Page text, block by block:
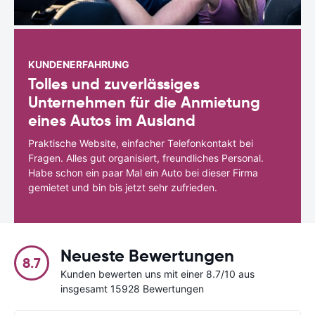
KUNDENERFAHRUNG
Tolles und zuverlässiges
Unternehmen für die Anmietung
eines Autos im Ausland
Praktische Website, einfacher Telefonkontakt bei
Fragen. Alles gut organisiert, freundliches Personal.
Habe schon ein paar Mal ein Auto bei dieser Firma
gemietet und bin bis jetzt sehr zufrieden.
8.7 Neueste Bewertungen
Kunden bewerten uns mit einer 8.7/10 aus
insgesamt 15928 Bewertungen